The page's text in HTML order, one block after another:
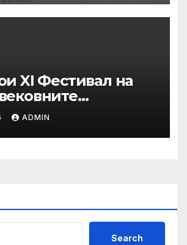
XI Фестивал на
бит и култура
ADMIN
Search